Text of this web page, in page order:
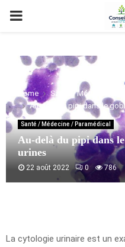
PRIMARY
Home
Santé / Médecine /
Au-delà du pipi dans le
Santé / Médecine / Paramédical
Au-delà du pipi dans
urines
22 août 2022 0 786
La cytologie urinaire est un